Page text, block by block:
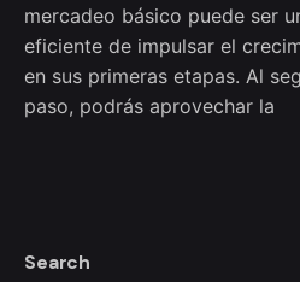
Search
mercadeo básico puede ser
eficiente de impulsar el
en sus primeras etapas. Al
paso, podrás aprovechar la